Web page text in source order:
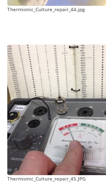
Thermionic_Culture_repair_44.jpg
Thermionic_Culture_repair_45.JPG